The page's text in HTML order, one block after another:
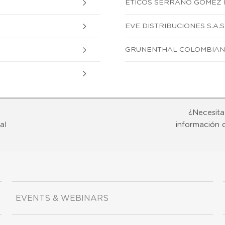
ETICOS SERRANO GOMEZ
EVE DISTRIBUCIONES
GRUNENTHAL
información
EVENTS & WEBINARS